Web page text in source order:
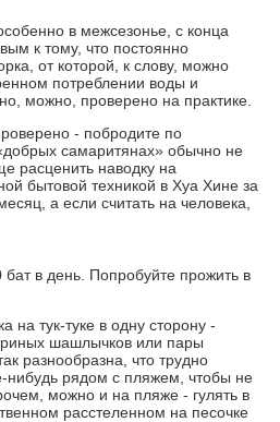
в межсезонье, с конца
к тому, что постоянно
от которой, к слову, можно
потреблении воды и
можно, проверено на практике.
- побродите по
самаритянах» обычно не
расценить наводку на
бытовой техникой в Хуа Хине за
а если считать на человека,
в день. Попробуйте прожить в
на тук-туке в одну сторону -
шашлычков или пары
разнообразна, что трудно
нибудь рядом с пляжем, чтобы не
можно и на пляже - гулять в
расстеленном на песочке